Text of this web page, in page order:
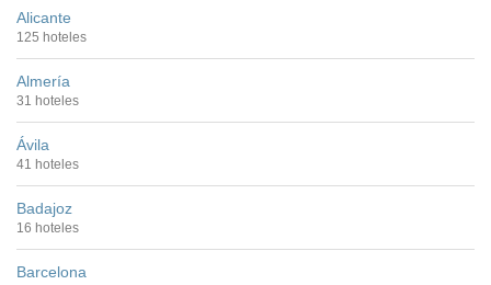
Alicante
125 hoteles
Almería
31 hoteles
Ávila
41 hoteles
Badajoz
16 hoteles
Barcelona